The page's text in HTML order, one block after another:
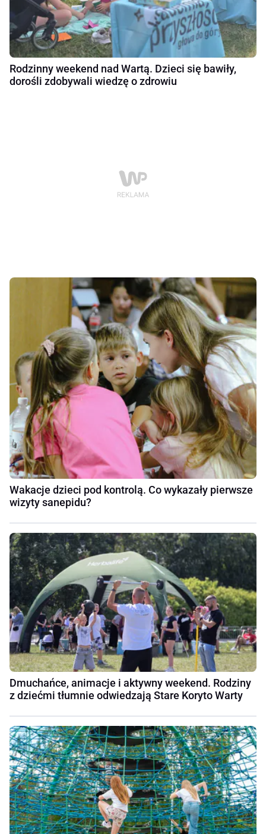
Rodzinny weekend nad Wartą. Dzieci się bawiły,
dorośli zdobywali wiedzę o zdrowiu
Wakacje dzieci pod kontrolą. Co wykazały pierwsze
wizyty sanepidu?
Dmuchańce, animacje i aktywny weekend. Rodziny
z dziećmi tłumnie odwiedzają Stare Koryto Warty